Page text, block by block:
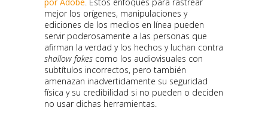
mejor los orígenes, manipulaciones y
ediciones de los medios en línea pueden
servir poderosamente a las personas que
afirman la verdad y los hechos y luchan contra
shallow fakes como los audiovisuales con
subtítulos incorrectos, pero también
amenazan inadvertidamente su seguridad
física y su credibilidad si no pueden o deciden
no usar dichas herramientas.